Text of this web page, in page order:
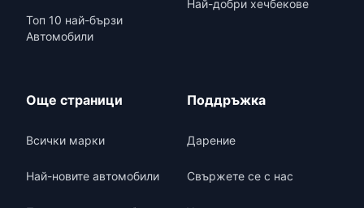
Топ 10 най-бързи
Автомобили
Най-добри хечбекове
Още страници
Всички марки
Най-новите автомобили
Поддръжка
Дарение
Свържете се с нас